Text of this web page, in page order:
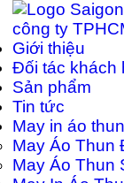
Giới thiệu
Đối tác khách
Sản phẩm
Tin tức
May in áo thun
May Áo Thun
May Áo Thun